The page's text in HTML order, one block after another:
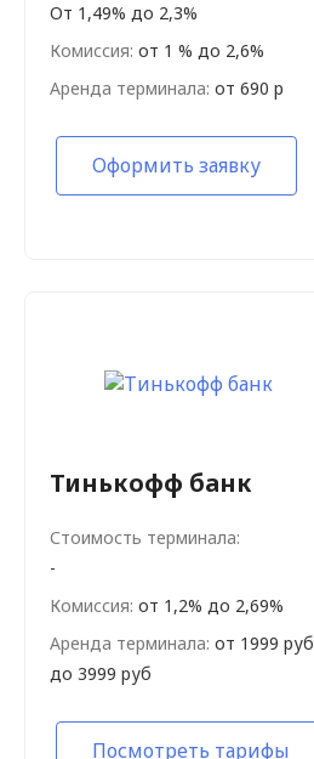
От 1,49% до 2,3%
Комиссия: от 1 % до 2,6%
Аренда терминала: от 690 р
Оформить заявку
Тинькофф банк
Стоимость терминала:
-
Комиссия: от 1,2% до 2,69%
Аренда терминала: от 1999 руб
до 3999 руб
Посмотреть тарифы